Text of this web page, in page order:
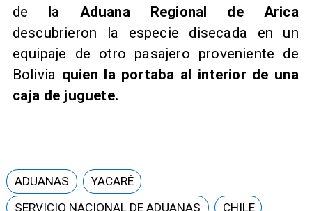
de la Aduana Regional de Arica
descubrieron la especie disecada en un
equipaje de otro pasajero proveniente de
Bolivia quien la portaba al interior de una
caja de juguete.
ADUANAS
YACARÉ
SERVICIO NACIONAL DE ADUANAS
CHILE